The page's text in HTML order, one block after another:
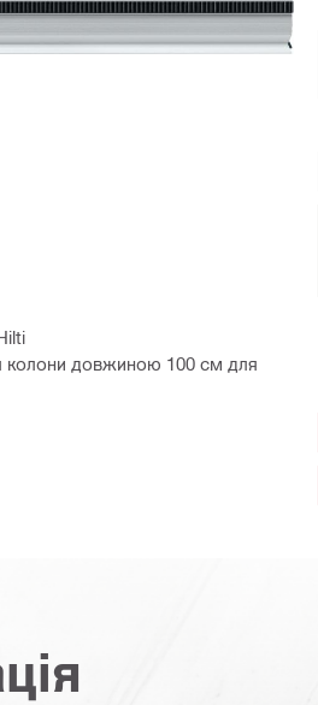
колони довжиною 100 см для